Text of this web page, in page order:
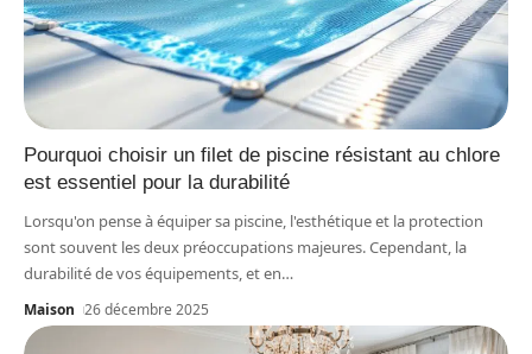
Pourquoi choisir un filet de piscine résistant au chlore
est essentiel pour la durabilité
Lorsqu'on pense à équiper sa piscine, l'esthétique et la protection
sont souvent les deux préoccupations majeures. Cependant, la
durabilité de vos équipements, et en…
Maison 26 décembre 2025